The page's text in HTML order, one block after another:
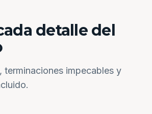
detalle del
terminaciones impecables y